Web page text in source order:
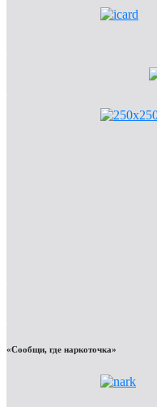
«Сообщи, где наркоточка»